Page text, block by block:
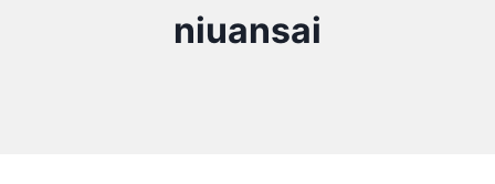
niuansai